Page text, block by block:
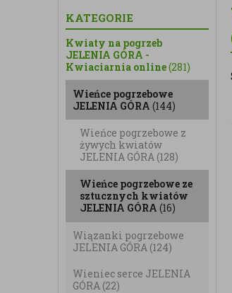
KATEGORIE
Kwiaty na pogrzeb
JELENIA GÓRA -
Kwiaciarnia online(281)
Wieńce pogrzebowe
JELENIA GÓRA (144)
Wieńce pogrzebowe z
żywych kwiatów
JELENIA GÓRA (128)
Wieńce pogrzebowe ze
sztucznych kwiatów
JELENIA GÓRA (16)
Wiązanki pogrzebowe
JELENIA GÓRA (124)
Wieniec serce JELENIA
GÓRA (22)